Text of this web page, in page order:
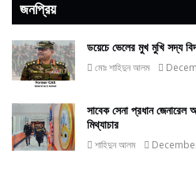
জনপ্রিয়
ডয়েচে ভেলের মুখ মুখি সদ্য
মোঃ শাহিদুন আলম
সাবেক সেনা প্রধান
মিথ্যাচার
শাহিদুন আলম